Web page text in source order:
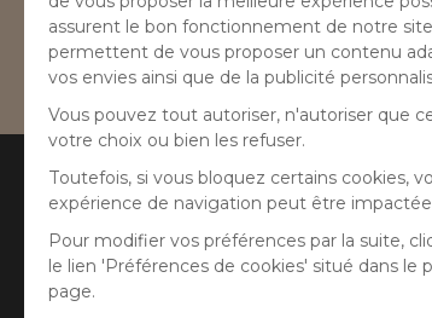
Besoin d'aide ?
04 50 65 10 12
Aide
Suivre ma commande